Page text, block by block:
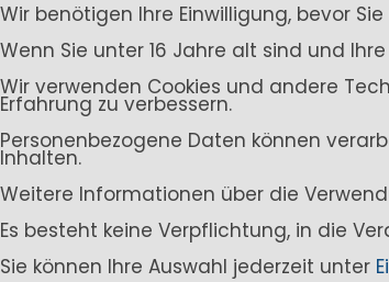
Wir benötigen Ihre Einwilligung, bevor
Wenn Sie unter 16 Jahre alt sind und
Wir verwenden Cookies und andere
Erfahrung zu verbessern.
Personenbezogene Daten können
Inhalten.
Weitere Informationen über die
Es besteht keine Verpflichtung, in die
Sie können Ihre Auswahl jederzeit unter